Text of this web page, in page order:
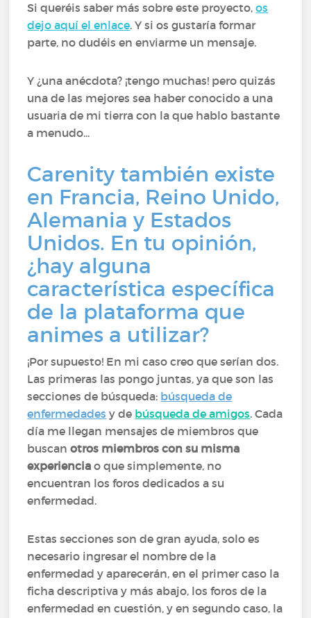
Si queréis saber más sobre este proyecto,os
dejo aquí el enlace. Y si os gustaría formar
parte, no dudéis en enviarme un mensaje.
Y ¿una anécdota? ¡tengo muchas! pero quizás
una de las mejores sea haber conocido a una
usuaria de mi tierra con la que hablo bastante
a menudo...
Carenity también existe
en Francia, Reino Unido,
Alemania y Estados
Unidos. En tu opinión,
¿hay alguna
característica específica
de la plataforma que
animes a utilizar?
¡Por supuesto! En mi caso creo que serían dos.
Las primeras las pongo juntas, ya que son las
secciones de búsqueda: búsqueda de
enfermedades y de búsqueda de amigos. Cada
día me llegan mensajes de miembros que
buscanotros miembros con su misma
experiencia o que simplemente, no
encuentran los foros dedicados a su
enfermedad.
Estas secciones son de gran ayuda, solo es
necesario ingresar el nombre de la
enfermedad y aparecerán, en el primer caso la
ficha descriptiva y más abajo, los foros de la
enfermedad en cuestión, y en segundo caso, la